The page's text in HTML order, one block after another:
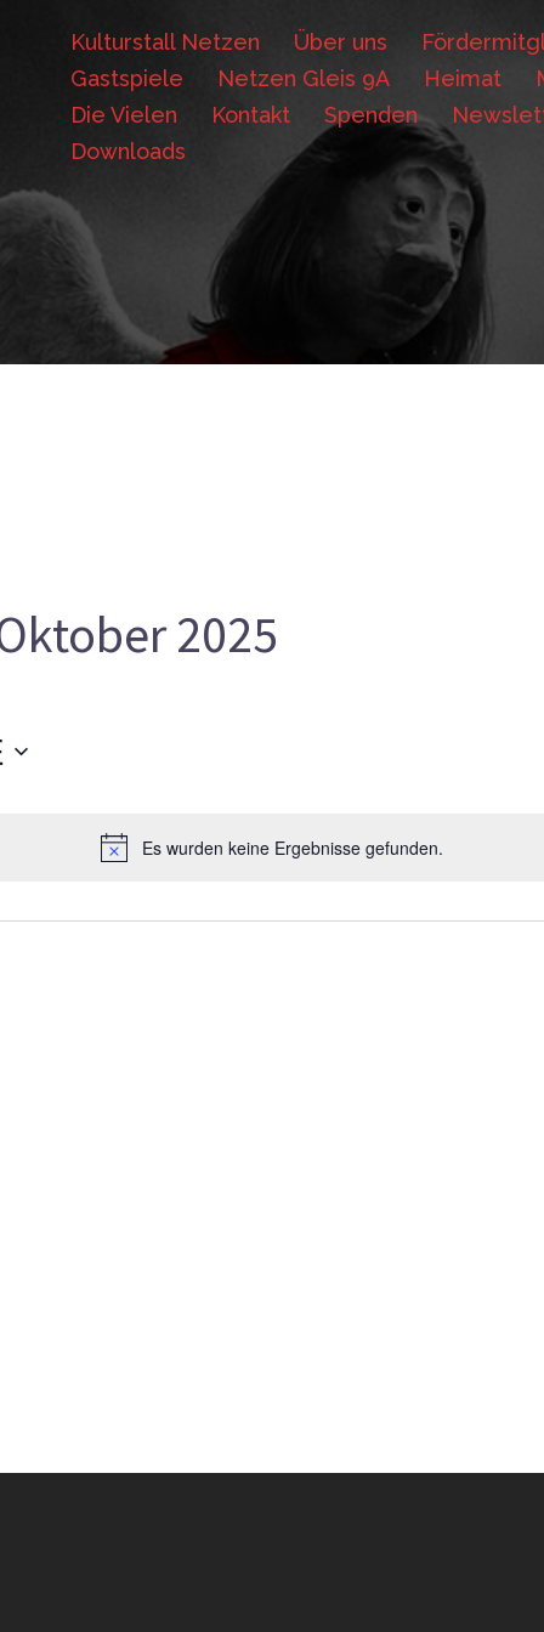
Kulturstall Netzen Über uns
Gastspiele
Netzen Gleis 9A Heimat
Die Vielen
Kontakt Spenden
Downloads
Es wurden keine Ergebnisse gefunden.
2025